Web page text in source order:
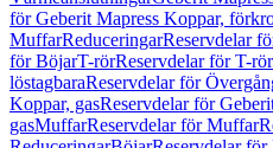
för Geberit Mapress Koppar,
MuffarReduceringarReservdelar
för BöjarT-rörReservdelar för T-rör
löstagbaraReservdelar för
Koppar, gasReservdelar för
gasMuffarReservdelar för Muffar